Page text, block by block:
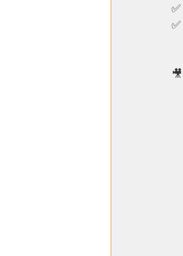
✅
✅
🎥